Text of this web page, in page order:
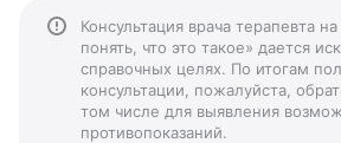
Консультация врача терапевта
понять, что это такое» дается
справочных целях. По итогам
консультации, пожалуйста,
том числе для выявления
противопоказаний.